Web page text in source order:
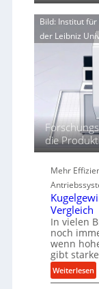
r
j
d
i
r
e
n
r
h
d
i
e
r
f
o
r
m
a
n
c
Bild: Institut
der Leibniz
die
Mehr
Vergleich
In vielen
noch
wenn
gibt
Weiterlesen:
K